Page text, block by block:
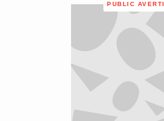
PUBLIC AVERTI